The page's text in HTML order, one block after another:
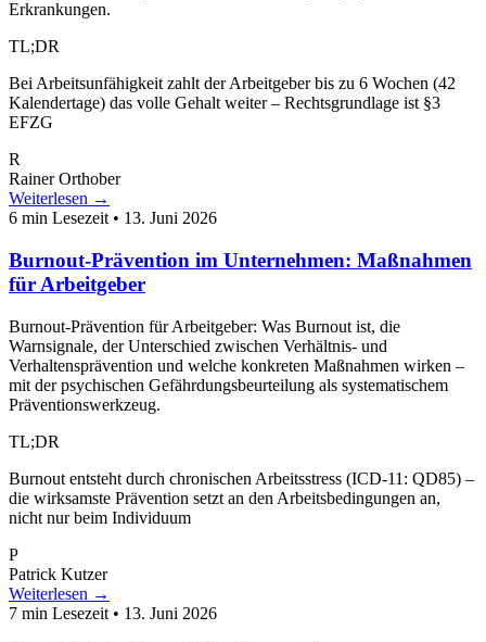
Erkrankungen.
TL;DR
Bei Arbeitsunfähigkeit zahlt der Arbeitgeber bis zu 6 Wochen (42
Kalendertage) das volle Gehalt weiter – Rechtsgrundlage ist §3
EFZG
R
Rainer Orthober
Weiterlesen →
6 min Lesezeit • 13. Juni 2026
Burnout-Prävention im Unternehmen: Maßnahmen
für Arbeitgeber
Burnout-Prävention für Arbeitgeber: Was Burnout ist, die
Warnsignale, der Unterschied zwischen Verhältnis- und
Verhaltensprävention und welche konkreten Maßnahmen wirken –
mit der psychischen Gefährdungsbeurteilung als systematischem
Präventionswerkzeug.
TL;DR
Burnout entsteht durch chronischen Arbeitsstress (ICD-11: QD85) –
die wirksamste Prävention setzt an den Arbeitsbedingungen an,
nicht nur beim Individuum
P
Patrick Kutzer
Weiterlesen →
7 min Lesezeit • 13. Juni 2026